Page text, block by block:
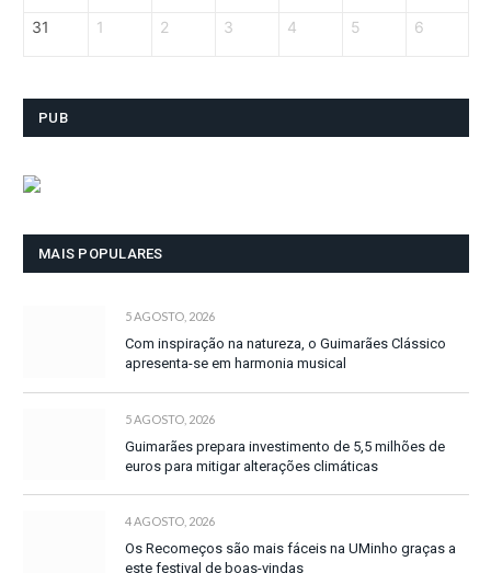
31 1 2 3 4 5 6
PUB
MAIS POPULARES
5 AGOSTO, 2026
Com inspiração na natureza, o Guimarães Clássico
apresenta-se em harmonia musical
5 AGOSTO, 2026
Guimarães prepara investimento de 5,5 milhões de
euros para mitigar alterações climáticas
4 AGOSTO, 2026
Os Recomeços são mais fáceis na UMinho graças a
este festival de boas-vindas